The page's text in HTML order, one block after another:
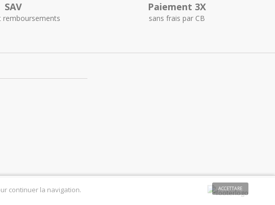
SAV
remboursements
Paiement 3X
sans frais par CB
ACCETTARE
continuer la navigation.